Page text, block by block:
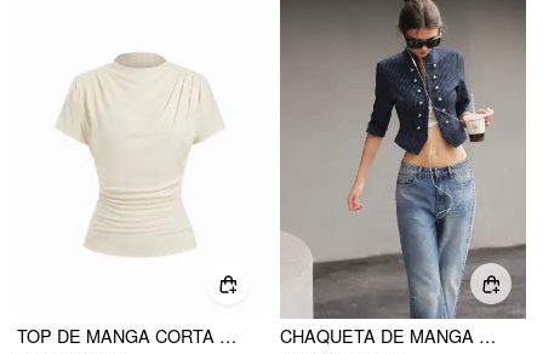
TOP DE MANGA CORTA CON CUELLO ALTO Y FRUNCIDO
CHAQUETA DE MANGA MEDIA CON BOTÓN DOBLE METÁLICO Y RAYAS